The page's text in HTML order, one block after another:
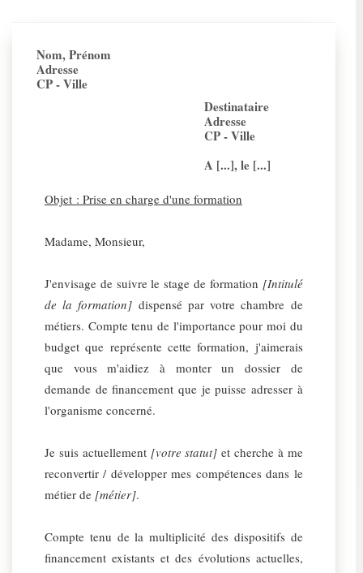
Nom, Prénom
Adresse
CP - Ville
Destinataire
Adresse
CP - Ville
A [...], le [...]
Objet : Prise en charge d'une formation
Madame, Monsieur,
J'envisage de suivre le stage de formation [Intitulé
de la formation] dispensé par votre chambre de
métiers. Compte tenu de l'importance pour moi du
budget que représente cette formation, j'aimerais
que vous m'aidiez à monter un dossier de
demande de financement que je puisse adresser à
l'organisme concerné.
Je suis actuellement [votre statut] et cherche à me
reconvertir / développer mes compétences dans le
métier de [métier].
Compte tenu de la multiplicité des dispositifs de
financement existants et des évolutions actuelles,